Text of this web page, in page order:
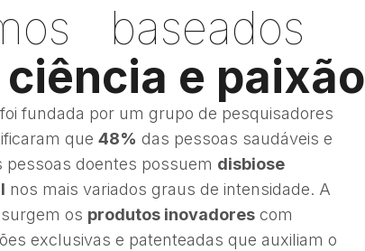
baseados
ciência e paixão
fundada por um grupo de pesquisadores
que 48% das pessoas saudáveis e
pessoas doentes possuem disbiose
nos mais variados graus de intensidade. A
os produtos inovadores com
exclusivas e patenteadas que auxiliam o